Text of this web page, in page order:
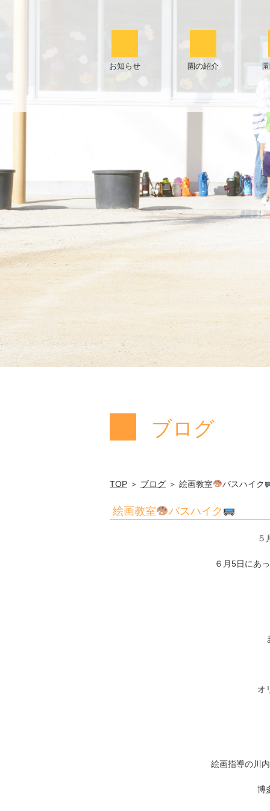
お知らせ 園の紹介
ブログ
TOP ＞ ブログ ＞ 絵画教室 バスハイク
絵画教室 バスハイク
５
６月5日にあ
オ
絵画指導の川
博